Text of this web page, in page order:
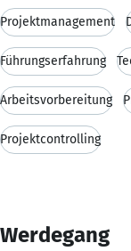
Projektmanagement
Führungserfahrung
Arbeitsvorbereitung
Projektcontrolling
Werdegang